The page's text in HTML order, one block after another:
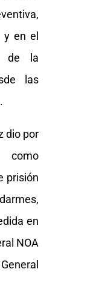
en el
de la
las
dio por
como
prisión
en
NOA